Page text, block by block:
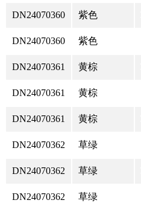
DN24070360 紫色
DN24070360 紫色
DN24070361 黄棕
DN24070361 黄棕
DN24070361 黄棕
DN24070362 草绿
DN24070362 草绿
DN24070362 草绿